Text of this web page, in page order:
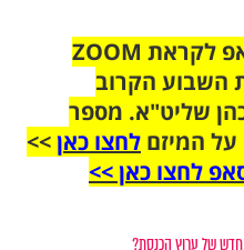
הצטרפו לקבוצת הוואטסאפ לקראת ZOOM
השבוע הקרוב
שליט"א. מספר
המיזם לחצו כאן>>
לחצו כאן >>
של ערוץ הכנסת?